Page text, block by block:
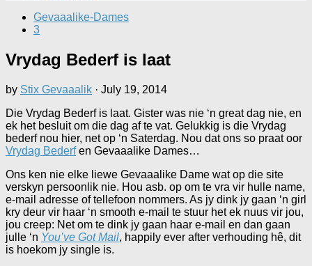
Gevaaalike-Dames
3
Vrydag Bederf is laat
by Stix Gevaaalik · July 19, 2014
Die Vrydag Bederf is laat. Gister was nie ‘n great dag nie, en
ek het besluit om die dag af te vat. Gelukkig is die Vrydag
bederf nou hier, net op ‘n Saterdag. Nou dat ons so praat oor
Vrydag Bederfen Gevaaalike Dames…
Ons ken nie elke liewe Gevaaalike Dame wat op die site
verskyn persoonlik nie. Hou asb. op om te vra vir hulle name,
e-mail adresse of tellefoon nommers. As jy dink jy gaan ‘n girl
kry deur vir haar ‘n smooth e-mail te stuur het ek nuus vir jou,
jou creep: Net om te dink jy gaan haar e-mail en dan gaan
julle ‘n You’ve Got Mail, happily ever after verhouding hê, dit
is hoekom jy single is.